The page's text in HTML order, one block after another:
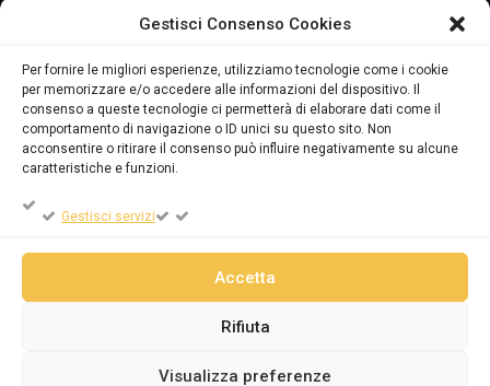
Gestisci Consenso Cookies
Per fornire le migliori esperienze, utilizziamo tecnologie come i cookie
per memorizzare e/o accedere alle informazioni del dispositivo. Il
consenso a queste tecnologie ci permetterà di elaborare dati come il
comportamento di navigazione o ID unici su questo sito. Non
acconsentire o ritirare il consenso può influire negativamente su alcune
caratteristiche e funzioni.
Gestisci servizi
Accetta
Rifiuta
Visualizza preferenze
PRIVACY E COOKIES
DICHIARAZIONE SULLA PRIVACY (UE)
COOKIE POLICY (UE)